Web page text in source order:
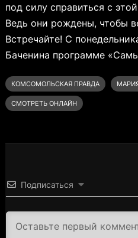
под силу справиться с
Ведь они рождены, чтобы
Встречайте! С
Баченина программе
КОМСОМОЛЬСКАЯ ПРАВДА
СМОТРЕТЬ ОНЛАЙН
Подписаться